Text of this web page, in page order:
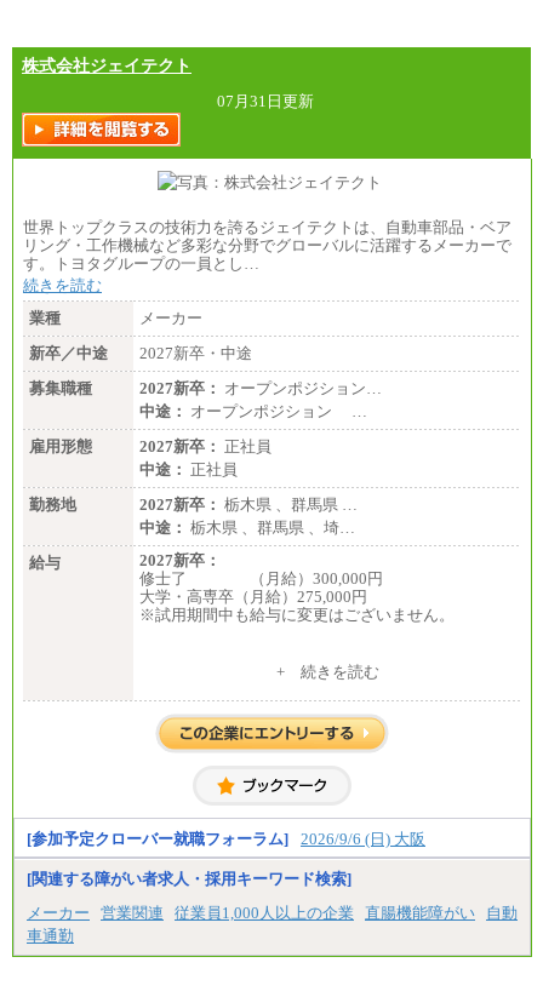
株式会社ジェイテクト
07月31日更新
世界トップクラスの技術力を誇るジェイテクトは、自動車部品・ベア
リング・工作機械など多彩な分野でグローバルに活躍するメーカーで
す。トヨタグループの一員とし…
続きを読む
業種
メーカー
新卒／中途
2027新卒・中途
募集職種
2027新卒： オープンポジション…
中途： オープンポジション …
雇用形態
2027新卒： 正社員
中途： 正社員
勤務地
2027新卒： 栃木県 、群馬県 …
中途： 栃木県 、群馬県 、埼…
給与
2027新卒：
修士了 （月給）300,000円
大学・高専卒（月給）275,000円
※試用期間中も給与に変更はございません。
大学・高専卒（月給）275,000円
※試用期間中も給与に変更はございません。
+ 続きを読む
[参加予定クローバー就職フォーラム] 2026/9/6 (日) 大阪
[関連する障がい者求人・採用キーワード検索]
メーカー
営業関連 従業員1,000人以上の企業 直腸機能障がい
自動
車通勤